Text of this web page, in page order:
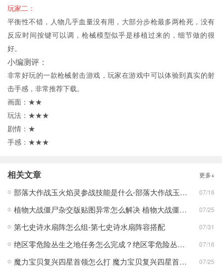
玩家二：
平衡性不错，人物几乎血量没有用，大部分步枪最多两枪死，没有
反应时间按键可以调，枪械模型似乎是移植过来的，细节做的很
好。
小编测评：
非常好玩的一款枪械射击游戏，玩家在游戏中可以体验到真实的射
击手感，非常推荐下载。
画面：★★
玩法：★★★
剧情：★
手感：★★★
相关文章 更多+
部落大作战玉火焰灵参战技能是什么-部落大作战玉火焰灵参战技能合集 07/16
植物大战僵尸杂交版贴图异常怎么解决 植物大战僵尸杂交版贴图异常教程 07/25
第七史诗水扇阵怎么组-第七史诗水扇阵容搭配 07/31
绝区零危险丛生之地任务怎么完成？绝区零危险丛生之地任务完成攻略 07/16
魔力宝贝复兴四星首领怎么打 魔力宝贝复兴四星首领打法合集 07/25